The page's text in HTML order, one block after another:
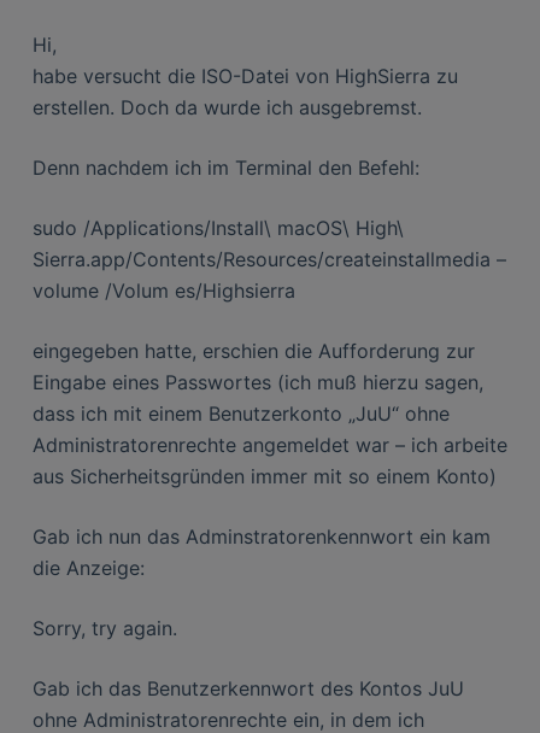
Hi,
habe versucht die ISO-Datei von HighSierra zu
erstellen. Doch da wurde ich ausgebremst.
Denn nachdem ich im Terminal den Befehl:
sudo /Applications/Install\ macOS\ High\
Sierra.app/Contents/Resources/createinstallmedia –
volume /Volum es/Highsierra
eingegeben hatte, erschien die Aufforderung zur
Eingabe eines Passwortes (ich muß hierzu sagen,
dass ich mit einem Benutzerkonto „JuU“ ohne
Administratorenrechte angemeldet war – ich arbeite
aus Sicherheitsgründen immer mit so einem Konto)
Gab ich nun das Adminstratorenkennwort ein kam
die Anzeige:
Sorry, try again.
Gab ich das Benutzerkennwort des Kontos JuU
ohne Administratorenrechte ein, in dem ich